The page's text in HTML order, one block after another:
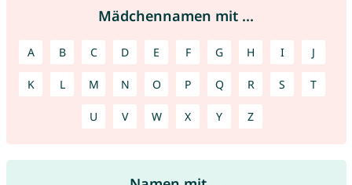
Mädchennamen mit ...
A B C D E F G H I J
K L M N O P Q R S T
U V W X Y Z